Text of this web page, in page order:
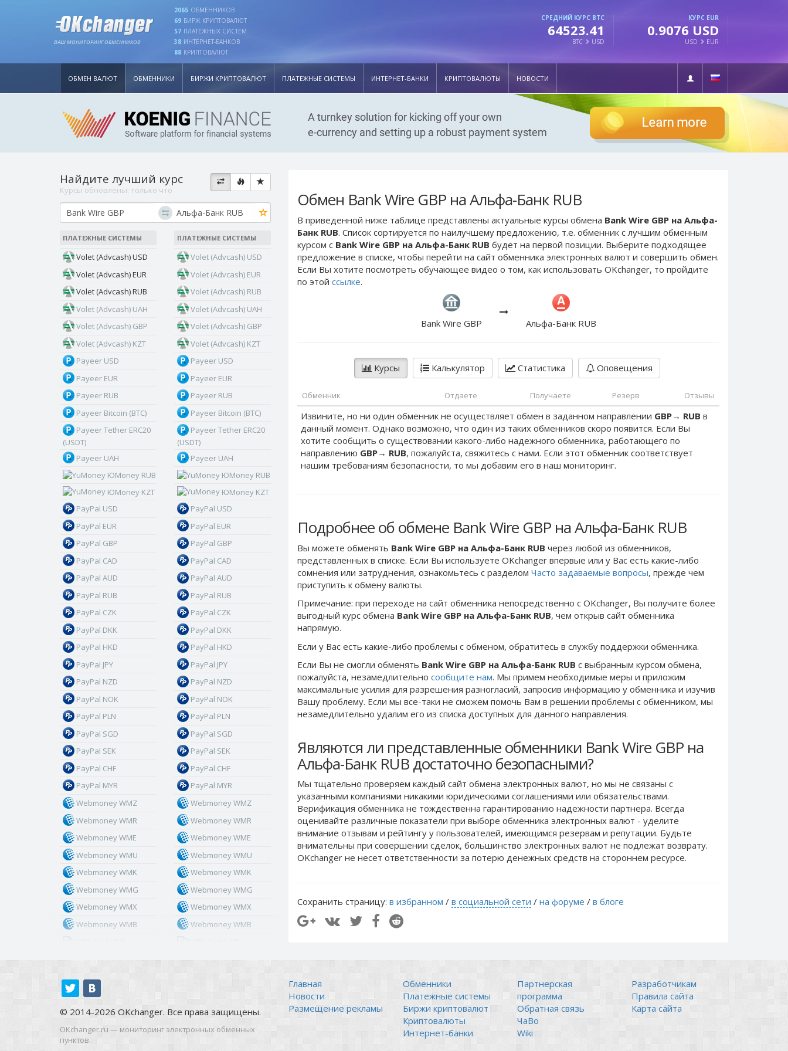
ВАШ МОНИТОРИНГ ОБМЕННИКОВ
2065 ОБМЕННИКОВ
69 БИРЖ КРИПТОВАЛЮТ
57 ПЛАТЕЖНЫХ СИСТЕМ
38 ИНТЕРНЕТ-БАНКОВ
88 КРИПТОВАЛЮТ
СРЕДНИЙ КУРС BTC
64523.41
BTC USD
КУРС EUR
0.9076 USD
USD EUR
ОБМЕН ВАЛЮТ ОБМЕННИКИ БИРЖИ КРИПТОВАЛЮТ ПЛАТЕЖНЫЕ СИСТЕМЫ ИНТЕРНЕТ-БАНКИ КРИПТОВАЛЮТЫ НОВОСТИ
Обмен Bank Wire GBP на Альфа-Банк RUB
В приведенной ниже таблице представлены актуальные курсы обмена Bank Wire GBP на Альфа-
Банк RUB. Список сортируется по наилучшему предложению, т.е. обменник с лучшим обменным
курсом с Bank Wire GBP на Альфа-Банк RUB будет на первой позиции. Выберите подходящее
предложение в списке, чтобы перейти на сайт обменника электронных валют и совершить обмен.
Если Вы хотите посмотреть обучающее видео о том, как использовать OKchanger, то пройдите
по этой ссылке.
Bank Wire GBP Альфа-Банк RUB
Курсы Калькулятор Статистика Оповещения
Обменник Отдаете Получаете Резерв Отзывы
Извините, но ни один обменник не осуществляет обмен в заданном направлении GBP→ RUB в
данный момент. Однако возможно, что один из таких обменников скоро появится. Если Вы
хотите сообщить о существовании какого-либо надежного обменника, работающего по
направлению GBP→ RUB, пожалуйста, свяжитесь с нами. Если этот обменник соответствует
нашим требованиям безопасности, то мы добавим его в наш мониторинг.
Подробнее об обмене Bank Wire GBP на Альфа-Банк RUB
Вы можете обменять Bank Wire GBP на Альфа-Банк RUB через любой из обменников,
представленных в списке. Если Вы используете OKchanger впервые или у Вас есть какие-либо
сомнения или затруднения, ознакомьтесь с разделом Часто задаваемые вопросы, прежде чем
приступить к обмену валюты.
Примечание: при переходе на сайт обменника непосредственно c OKchanger, Вы получите более
выгодный курс обмена Bank Wire GBP на Альфа-Банк RUB, чем открыв сайт обменника
напрямую.
Если у Вас есть какие-либо проблемы с обменом, обратитесь в службу поддержки обменника.
Если Вы не смогли обменять Bank Wire GBP на Альфа-Банк RUB с выбранным курсом обмена,
пожалуйста, незамедлительно сообщите нам. Мы примем необходимые меры и приложим
максимальные усилия для разрешения разногласий, запросив информацию у обменника и изучив
Вашу проблему. Если мы все-таки не сможем помочь Вам в решении проблемы c обменником, мы
незамедлительно удалим его из списка доступных для данного направления.
Являются ли представленные обменники Bank Wire GBP на
Альфа-Банк RUB достаточно безопасными?
Мы тщательно проверяем каждый сайт обмена электронных валют, но мы не связаны c
указанными компаниями никакими юридическими соглашениями или обязательствами.
Верификация обменника не тождественна гарантированию надежности партнера. Всегда
оценивайте различные показатели при выборе обменника электронных валют - уделите
внимание отзывам и рейтингу у пользователей, имеющимся резервам и репутации. Будьте
внимательны при совершении сделок, большинство электронных валют не подлежат возврату.
OKchanger не несет ответственности за потерю денежных средств на стороннем ресурсе.
Сохранить страницу: в избранном / в социальной сети / на форуме / в блоге
Найдите лучший курс
Курсы обновлены: только что
ПЛАТЕЖНЫЕ СИСТЕМЫ
Volet (Advcash) USD
Volet (Advcash) EUR
Volet (Advcash) RUB
Volet (Advcash) UAH
Volet (Advcash) GBP
Volet (Advcash) KZT
Payeer USD
Payeer EUR
Payeer RUB
Payeer Bitcoin (BTC)
Payeer Tether ERC20
(USDT)
Payeer UAH
ЮMoney RUB
ЮMoney KZT
PayPal USD
PayPal EUR
PayPal GBP
PayPal CAD
PayPal AUD
PayPal RUB
PayPal CZK
PayPal DKK
PayPal HKD
PayPal JPY
PayPal NZD
PayPal NOK
PayPal PLN
PayPal SGD
PayPal SEK
PayPal CHF
PayPal MYR
Webmoney WMZ
Webmoney WMR
Webmoney WME
Webmoney WMU
Webmoney WMK
Webmoney WMG
Webmoney WMX
Webmoney WMB
Skril PLN
Skril GBP
Skril AUD
ПЛАТЕЖНЫЕ СИСТЕМЫ
Volet (Advcash) USD
Volet (Advcash) EUR
Volet (Advcash) RUB
Volet (Advcash) UAH
Volet (Advcash) GBP
Volet (Advcash) KZT
Payeer USD
Payeer EUR
Payeer RUB
Payeer Bitcoin (BTC)
Payeer Tether ERC20
(USDT)
Payeer UAH
ЮMoney RUB
ЮMoney KZT
PayPal USD
PayPal EUR
PayPal GBP
PayPal CAD
PayPal AUD
PayPal RUB
PayPal CZK
PayPal DKK
PayPal HKD
PayPal JPY
PayPal NZD
PayPal NOK
PayPal PLN
PayPal SGD
PayPal SEK
PayPal CHF
PayPal MYR
Webmoney WMZ
Webmoney WMR
Webmoney WME
Webmoney WMU
Webmoney WMK
Webmoney WMG
Webmoney WMX
Webmoney WMB
Skril PLN
Skril GBP
Skril AUD
© 2014-2026 OKchanger. Все права защищены.
OKchanger.ru — мониторинг электронных обменных
пунктов.
Главная
Новости
Размещение рекламы
Обменники
Платежные системы
Биржи криптовалют
Криптовалюты
Интернет-банки
Партнерская
программа
Обратная связь
ЧаВо
Wiki
Разработчикам
Правила сайта
Карта сайта